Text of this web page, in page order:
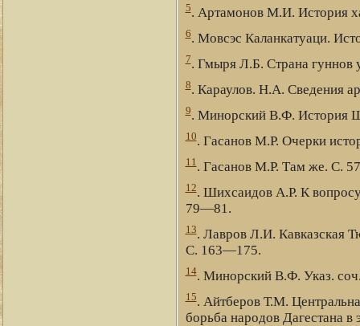
5. Артамонов М.И. История
6. Мовсэс Каланкатуаци.
7. Гмыря Л.Б. Страна гуннов
8. Караулов. Н.А. Сведения
9. Минорский В.Ф. История
10. Гасанов М.Р. Очерки
11. Гасанов М.Р. Там же. С.
12. Шихсаидов А.Р. К
79—81.
13. Лавров Л.И. Кавказская
С. 163—175.
14. Минорский В.Ф. Указ.
15. Айтберов Т.М.
борьба народов Дагестана в